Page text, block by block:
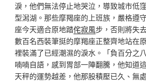
淚，他們無法停止地哭泣，導致城市低
型潟湖。那些摩羯座的上班族，嚴格遵
座今天適合原地踏侘寂風步，否則將失
數百名西裝筆挺的摩羯座正整齊地站在
裡裝滿了已經潮濕的淚水。「負百分之
喃喃自語，感到胃部一陣翻騰，他知道
天秤的運勢越差，他那股積壓已久、無